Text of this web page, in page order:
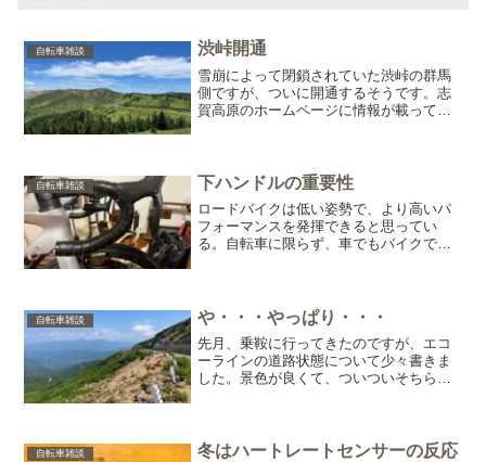
自転車雑談 渋峠開通
雪崩によって閉鎖されていた渋峠の群馬
側ですが、ついに開通するそうです。志
賀高原のホームページに情報が載ってい
うですね。大規模...
自転車雑談 下ハンドルの重要性
ロードバイクは低い姿勢で、より高いパ
フォーマンスを発揮できると思ってい
る。自転車に限らず、車でもバイクでも
最も低い姿勢を取れるポジシ...
自転車雑談 や・・・やっぱり・・・
先月、乗鞍に行ってきたのですが、エコ
ーラインの道路状態について少々書きま
した。景色が良くて、ついついそちらに
ているのが分かります。写...
自転車雑談
冬はハートレートセンサーの反応